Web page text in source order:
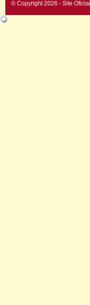
© Copyright 2026 - Site